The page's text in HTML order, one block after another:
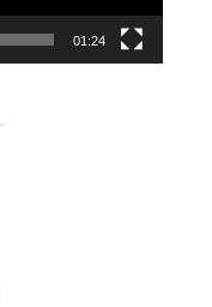
01:24